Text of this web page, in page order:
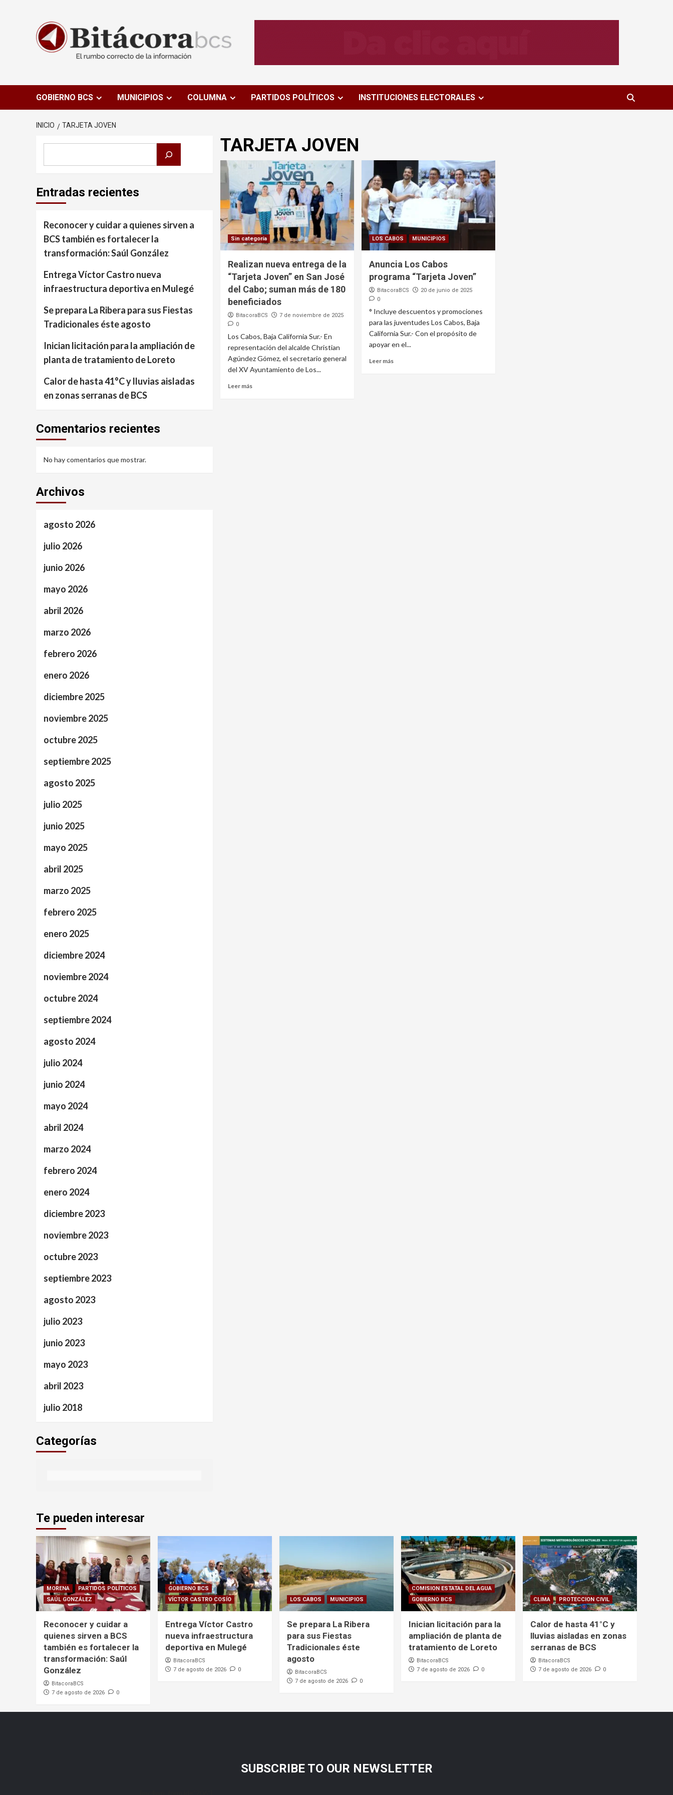
GOBIERNO BCS MUNICIPIOS COLUMNA PARTIDOS POLÍTICOS INSTITUCIONES ELECTORALES
INICIO TARJETA JOVEN
TARJETA JOVEN
Sin categoría
Realizan nueva entrega de la
“Tarjeta Joven” en San José
del Cabo; suman más de 180
beneficiados
BitacoraBCS
7 de noviembre de 2025
0
Los Cabos, Baja California Sur.- En
representación del alcalde Christian
Agúndez Gómez, el secretario general
del XV Ayuntamiento de Los...
Leer más
LOS CABOS MUNICIPIOS
Anuncia Los Cabos
programa “Tarjeta Joven”
BitacoraBCS
20 de junio de 2025
0
° Incluye descuentos y promociones
para las juventudes Los Cabos, Baja
California Sur.- Con el propósito de
apoyar en el...
Leer más
Entradas recientes
Reconocer y cuidar a quienes sirven a
BCS también es fortalecer la
transformación: Saúl González
Entrega Víctor Castro nueva
infraestructura deportiva en Mulegé
Se prepara La Ribera para sus Fiestas
Tradicionales éste agosto
Inician licitación para la ampliación de
planta de tratamiento de Loreto
Calor de hasta 41°C y lluvias aisladas
en zonas serranas de BCS
Comentarios recientes
No hay comentarios que mostrar.
Archivos
agosto 2026
julio 2026
junio 2026
mayo 2026
abril 2026
marzo 2026
febrero 2026
enero 2026
diciembre 2025
noviembre 2025
octubre 2025
septiembre 2025
agosto 2025
julio 2025
junio 2025
mayo 2025
abril 2025
marzo 2025
febrero 2025
enero 2025
diciembre 2024
noviembre 2024
octubre 2024
septiembre 2024
agosto 2024
julio 2024
junio 2024
mayo 2024
abril 2024
marzo 2024
febrero 2024
enero 2024
diciembre 2023
noviembre 2023
octubre 2023
septiembre 2023
agosto 2023
julio 2023
junio 2023
mayo 2023
abril 2023
julio 2018
Categorías
Te pueden interesar
MORENA
PARTIDOS POLÍTICOS
SAÚL GONZÁLEZ
Reconocer y cuidar a
quienes sirven a BCS
también es fortalecer la
transformación: Saúl
González
BitacoraBCS
7 de agosto de 2026
0
GOBIERNO BCS
VÍCTOR CASTRO COSÍO
Entrega Víctor Castro
nueva infraestructura
deportiva en Mulegé
BitacoraBCS
7 de agosto de 2026
0
LOS CABOS MUNICIPIOS
Se prepara La Ribera
para sus Fiestas
Tradicionales éste
agosto
BitacoraBCS
7 de agosto de 2026
0
COMISION ESTATAL DEL AGUA
GOBIERNO BCS
Inician licitación para la
ampliación de planta de
tratamiento de Loreto
BitacoraBCS
7 de agosto de 2026
0
CLIMA PROTECCION CIVIL
Calor de hasta 41°C y
lluvias aisladas en zonas
serranas de BCS
BitacoraBCS
7 de agosto de 2026
0
SUBSCRIBE TO OUR NEWSLETTER